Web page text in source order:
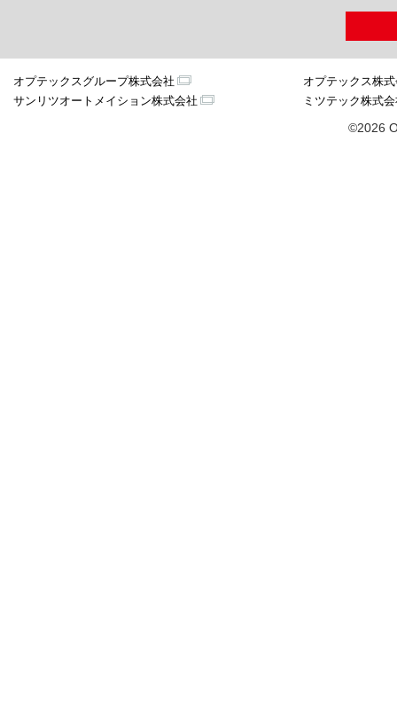
オプテックスグループ株式会社
オプテックス株
サンリツオートメイション株式会社
ミツテック株式
©2026